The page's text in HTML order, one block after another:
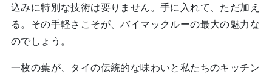
込みに特別な技術は要りません。手に入れて、ただ加え
る。その手軽さこそが、バイマックルーの最大の魅力な
のでしょう。
一枚の葉が、タイの伝統的な味わいと私たちのキッチン